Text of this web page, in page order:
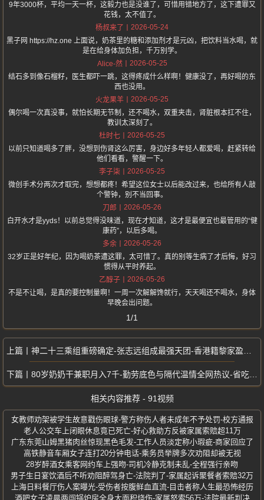
9年3000杯，平均一天一杯，这毅力也是没谁了，可惜用错地方了，这下遭罪又
花钱，太不值了。
杨叔来了
2026-05-24
黑子网 https://hz.one 上面说，奶茶里的糖和添加剂才是元凶，把饮料当水喝，就
是在给身体加负担，千万别学。
Alice-然
2026-05-25
结石多到像石榴籽，医生都吓一跳，这得疼成什么样啊！健康没了，再好喝的东
西也没用。
火龙果羊
2026-05-25
偶尔喝一次真没事，就怕长期无节制，还不喝水，双重夹击，肾脏根本扛不住，
教训太深刻了。
杜时七
2026-05-25
以前只知道喝多了胖，没想到伤肾这么厉害，身边好多年轻人都爱喝，赶紧转给
他们看看，警醒一下。
李子柒
2026-05-25
微创手术分两次才取完，想想都疼！希望这位女士以后能改过来，也给所有人敲
个警钟，别不当回事。
刀郎
2026-05-26
白开水才是yyds！以前总觉得没味道，现在才知道，这才是最便宜也最管用的“健
康药”，以后多喝。
多余
2026-05-26
32岁正是好年纪，因为喝奶茶遭这罪，太可惜了。真的别等生病了才后悔，好习
惯得从平时养起。
乙醇子
2026-05-26
不是不让喝，是真的要控制量啊！一周一次解解馋就行，天天喝还不喝水，身体
早晚会出问题。
1/1
神二十三乘组重磅确定-张志远组成最强天团-香港籍黎家盈首次入选与朱杨柱
80岁奶奶干兼职月入7千-勤劳底色与隔代温情全网热议-省吃俭用全给重孙
相关内容推荐 - 91视频
女教师劝架被学生故意戳伤眼球-警方称伤人者未成年不予处罚-校方通报
老人公交车上闭眼休息竟已死亡-好心救助方反被家属索赔超11万
广东东莞山姆黑猪肉丝惊现黑色毛发-工作人员淡定称小瑕疵-商家回应了
高铁静音车厢女子连打20分钟电话-乘务员举牌多次劝阻却被无视
28岁醉酒女乘客网约车上强吻-司机冷静克制未乱-全程强行亲吻
男子生日宴饮酒后不听劝阻醉驾身亡-法院判了-家属起诉聚餐者索赔32万
上海日料餐厅伤人案曝光-受伤者按腹鲜血直流-目击者称人生最恐怖经历
酒吧女子凌晨两闯锅炉房全身大面积烧伤-家属怒索56万-法院最新判决